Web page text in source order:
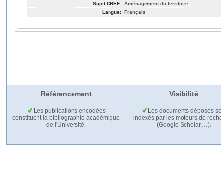
Sujet CREF: Aménagement du territoire
Langue: Français
Référencement Visibilité
Les publications encodées
constituent la bibliographie académique
de l'Université.
Les documents déposés
indexés par les moteurs de
(Google Scholar,…).